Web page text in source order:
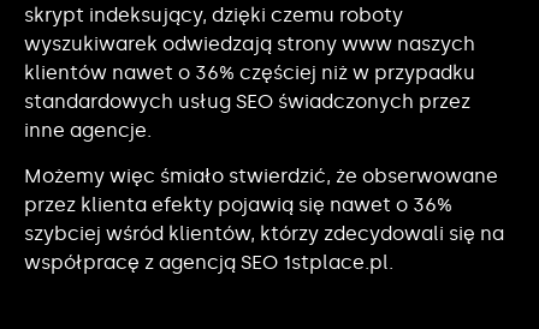
skrypt indeksujący, dzięki czemu roboty
wyszukiwarek odwiedzają strony www naszych
klientów nawet o 36% częściej niż w przypadku
standardowych usług SEO świadczonych przez
inne agencje.
Możemy więc śmiało stwierdzić, że obserwowane
przez klienta efekty pojawią się nawet o 36%
szybciej wśród klientów, którzy zdecydowali się na
współpracę z agencją SEO 1stplace.pl.